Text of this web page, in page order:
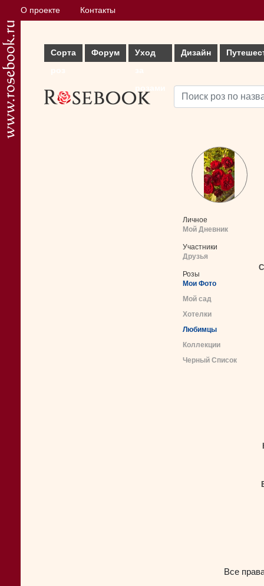
О проекте Контакты
Сорта
Форум
Уход
Дизайн
Личное
Мой Дневник
Участники
Друзья
Розы
Мои Фото
Мой сад
Хотелки
Любимцы
Коллекции
Черный Список
Все